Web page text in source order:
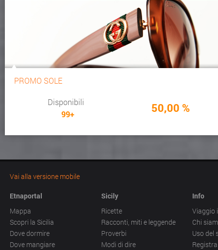
PROMO SOLE
Disponibili
99+
50,00 %
Vai alla versione mobile
Etnaportal
Mappa
Scopri la Sicilia
Dove dormire
Dove mangiare
Sicily
Ricette
Racconti, miti e leggende
Proverbi
Modi di dire
Info
Viaggio
Chi
Uso del